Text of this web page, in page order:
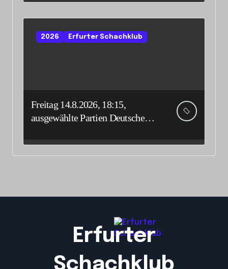
2026 Erfurter Schachklub
Freitag 14.8.2026, 18:15,
ausgewählte Partien Deutsche
Erfurter
Schachklub